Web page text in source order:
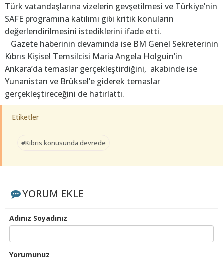
Türk vatandaşlarına vizelerin gevşetilmesi ve Türkiye’nin
SAFE programına katılımı gibi kritik konuların
değerlendirilmesini istediklerini ifade etti.
Gazete haberinin devamında ise BM Genel Sekreterinin
Kıbrıs Kişisel Temsilcisi Maria Angela Holguin’in
Ankara’da temaslar gerçekleştirdiğini, akabinde ise
Yunanistan ve Brüksel’e giderek temaslar
gerçekleştireceğini de hatırlattı.
Etiketler
#Kıbrıs konusunda devrede
YORUM EKLE
Adınız Soyadınız
Yorumunuz